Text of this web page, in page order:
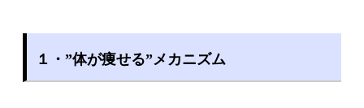
１・”体が痩せる”メカニズム